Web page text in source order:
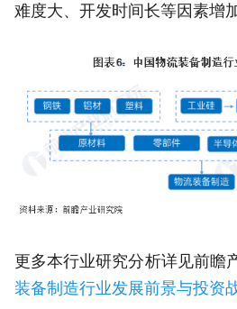
难度大、开发时间长等因素增加
更多本行业研究分析详见前瞻
装备制造行业发展前景与投资